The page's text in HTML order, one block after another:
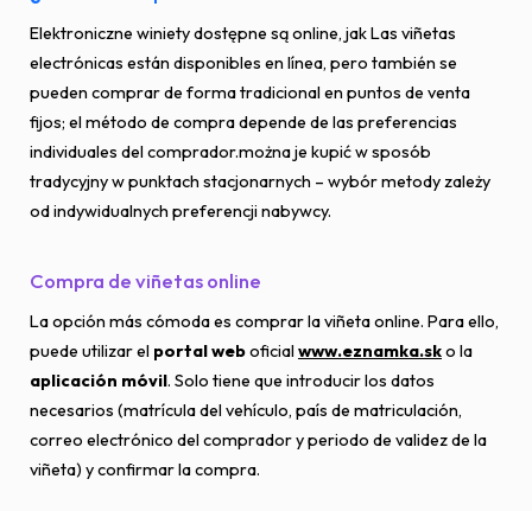
Elektroniczne winiety dostępne są online, jak Las viñetas
electrónicas están disponibles en línea, pero también se
pueden comprar de forma tradicional en puntos de venta
fijos; el método de compra depende de las preferencias
individuales del comprador.można je kupić w sposób
tradycyjny w punktach stacjonarnych – wybór metody zależy
od indywidualnych preferencji nabywcy.
Compra de viñetas online
La opción más cómoda es comprar la viñeta online. Para ello,
puede utilizar el portal weboficial www.eznamka.sko la
aplicación móvil. Solo tiene que introducir los datos
necesarios (matrícula del vehículo, país de matriculación,
correo electrónico del comprador y periodo de validez de la
viñeta) y confirmar la compra.